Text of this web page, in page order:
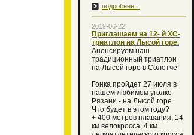
подробнее...
2019-06-22
Приглашаем на 12- й XC-
триатлон на Лысой горе.
Анонсируем наш
традиционный триатлон
на Лысой горе в Солотче!
Гонка пройдет 27 июля в
нашем любимом уголке
Рязани - на Лысой горе.
Что будет в этом году?
+ 400 метров плавания, 14
км велокросса, 4 км